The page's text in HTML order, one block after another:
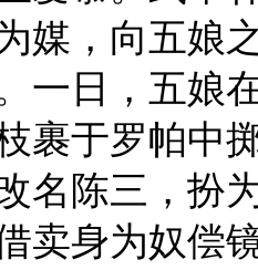
媒，向五娘
一日，五娘
裹于罗帕中
名陈三，扮
卖身为奴偿